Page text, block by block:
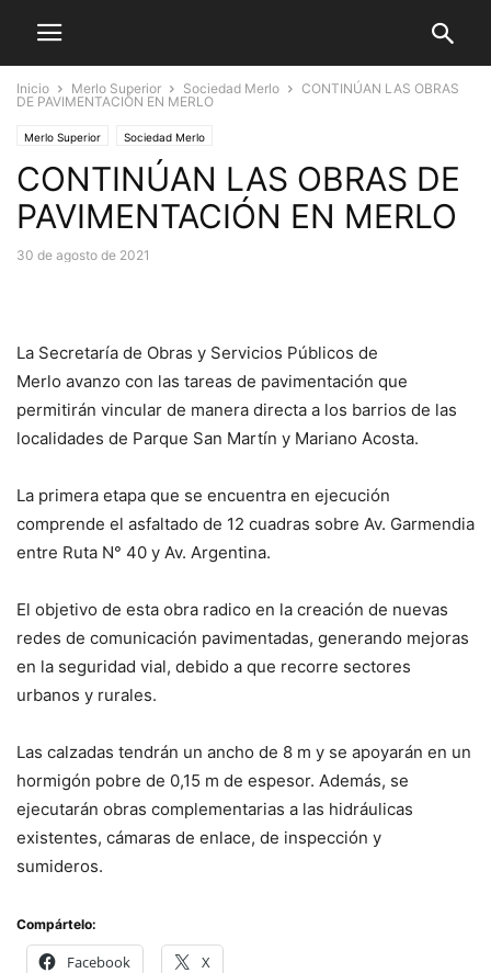
Inicio Merlo Superior Sociedad Merlo
CONTINÚAN LAS OBRAS
DE PAVIMENTACIÓN EN MERLO
Merlo Superior Sociedad Merlo
CONTINÚAN LAS OBRAS DE
PAVIMENTACIÓN EN MERLO
30 de agosto de 2021
La Secretaría de Obras y Servicios Públicos de
Merlo avanzo con las tareas de pavimentación que
permitirán vincular de manera directa a los barrios de las
localidades de Parque San Martín y Mariano Acosta.
La primera etapa que se encuentra en ejecución
comprende el asfaltado de 12 cuadras sobre Av. Garmendia
entre Ruta N° 40 y Av. Argentina.
El objetivo de esta obra radico en la creación de nuevas
redes de comunicación pavimentadas, generando mejoras
en la seguridad vial, debido a que recorre sectores
urbanos y rurales.
Las calzadas tendrán un ancho de 8 m y se apoyarán en un
hormigón pobre de 0,15 m de espesor. Además, se
ejecutarán obras complementarias a las hidráulicas
existentes, cámaras de enlace, de inspección y
sumideros.
Compártelo:
Facebook X